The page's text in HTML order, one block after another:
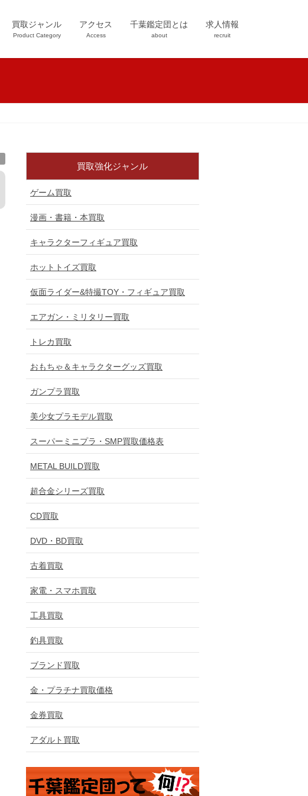
買取ジャンル
Product Category
アクセス
Access
千葉鑑定団とは
about
求人情報
recruit
買取強化ジャンル
ゲーム買取
漫画・書籍・本買取
キャラクターフィギュア買取
ホットトイズ買取
仮面ライダー&特撮TOY・フィギュア買取
エアガン・ミリタリー買取
トレカ買取
おもちゃ＆キャラクターグッズ買取
ガンプラ買取
美少女プラモデル買取
スーパーミニプラ・SMP買取価格表
METAL BUILD買取
超合金シリーズ買取
CD買取
DVD・BD買取
古着買取
家電・スマホ買取
工具買取
釣具買取
ブランド買取
金・プラチナ買取価格
金券買取
アダルト買取